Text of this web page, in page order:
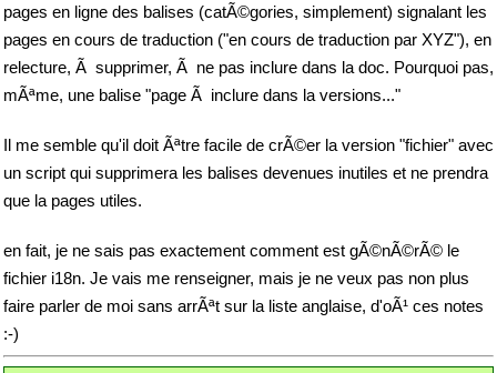
pages en ligne des balises (catÃ©gories, simplement) signalant les
pages en cours de traduction ("en cours de traduction par XYZ"), en
relecture, Ã supprimer, Ã ne pas inclure dans la doc. Pourquoi pas,
mÃªme, une balise "page Ã inclure dans la versions..."
Il me semble qu'il doit Ãªtre facile de crÃ©er la version "fichier" avec
un script qui supprimera les balises devenues inutiles et ne prendra
que la pages utiles.
en fait, je ne sais pas exactement comment est gÃ©nÃ©rÃ© le
fichier i18n. Je vais me renseigner, mais je ne veux pas non plus
faire parler de moi sans arrÃªt sur la liste anglaise, d'oÃ¹ ces notes
:-)